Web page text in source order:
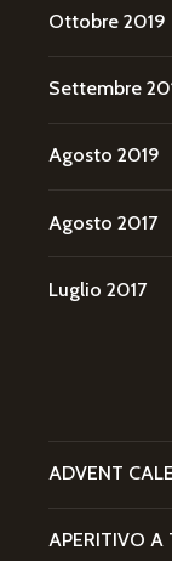
Ottobre 2019
Settembre
Agosto 2019
Agosto 2017
Luglio 2017
ADVENT
APERITIVO